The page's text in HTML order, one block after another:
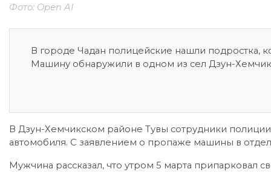
Фото: Open AI
В городе Чадан полицейские нашли подростка,
Машину обнаружили в одном из сел Дзун-
В Дзун-Хемчикском районе Тувы сотрудники
автомобиля. С заявлением о пропаже машины в
Мужчина рассказал, что утром 5 марта припарковал